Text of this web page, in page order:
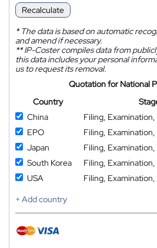
Recalculate
*The data is based on automatic
and amend if necessary.
**IP-Coster compiles data from
this data includes your personal
us to request its removal.
Quotation for National
Country
China
Filing,
EPO
Filing,
Japan
Filing,
South Korea
Filing,
USA
Filing,
+ Add country